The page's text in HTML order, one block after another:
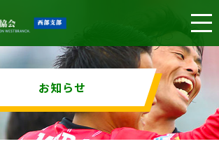
お知らせ